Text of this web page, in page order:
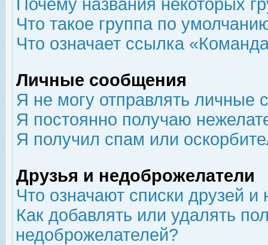
Почему названия некоторых
Что такое группа по
Что означает ссылка
Личные сообщения
Я не могу отправлять личные
Я постоянно получаю
Я получил спам или
Друзья и недоброжелатели
Что означают списки друзей
Как добавлять или удалять
недоброжелателей?